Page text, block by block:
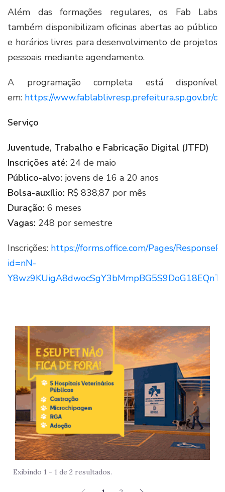
Além das formações regulares, os Fab Labs
também disponibilizam oficinas abertas ao público
e horários livres para desenvolvimento de projetos
pessoais mediante agendamento.
A programação completa está disponível
em: https://www.fablablivresp.prefeitura.sp.gov.br/
Serviço
Juventude, Trabalho e Fabricação Digital (JTFD)
Inscrições até: 24 de maio
Público-alvo: jovens de 16 a 20 anos
Bolsa-auxílio: R$ 838,87 por mês
Duração: 6 meses
Vagas: 248 por semestre
Inscrições: https://forms.office.com/Pages/
id=nN-
Exibindo 1 - 1 de 2 resultados.